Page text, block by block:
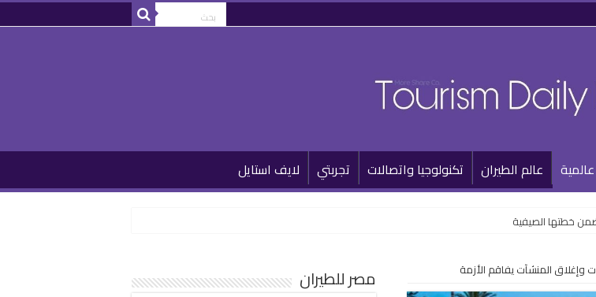
عالم الطيران تكنولوجيا واتصالات تجربتي لايف استايل
ضمن خطتها الصيفية
وإغلاق المنشآت يفاقم الأزمة مصر للطيران